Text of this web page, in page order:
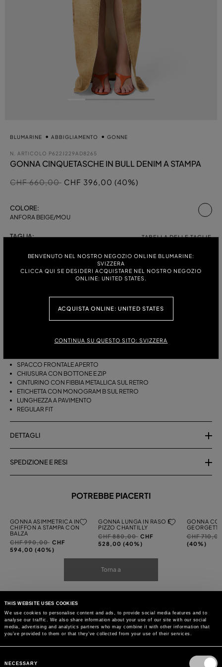
THIS WEBSITE USES COOKIES
We use cookies to personalise content and ads, to provide social media features and to
analyse our traffic. We also share information about your use of our site with our social
media, advertising and analytics partners who may combine it with other information that
you’ve provided to them or that they’ve collected from your use of their services.
Selection
NECESSARY
BENVENUTO NEL NOSTRO NEGOZIO ONLINE BLUMARINE:
SVIZZERA
CLICCA QUI SE DESIDERI ACQUISTARE NEL NOSTRO NEGOZIO
ONLINE: UNITED STATES.
ACQUISTA ONLINE: UNITED STATES
CONTINUA SU QUESTO SITO: SVIZZERA
BLUMARINE ABBIGLIAMENTO GONNE
N. ARTICOLO P622J229AD8265
GONNA CINQUETASCHE IN BULL DENIM A STAMPA
Prezzo ridotto da
CHF 660,00aCHF 396,00 (40%)
COLORE:
ANFORA BEIGE/MOU
TAGLIA: TABELLA DELLE TAGLIE
40 42
GONNA LUNGA CINQUETASCHE IN BULL DENIM STAMPATO CON
SPACCO FRONTALE APERTO.
BULL DENIM DI COTONE A STAMPA
SPACCO FRONTALE APERTO
CHIUSURA CON BOTTONE E ZIP
CINTURINO CON FIBBIA METALLICA SUL RETRO
ETICHETTA CON MONOGRAM B SUL RETRO
LUNGHEZZA A PAVIMENTO
REGULAR FIT
DETTAGLI
SPEDIZIONE E RESI
POTREBBE PIACERTI
GONNA ASIMMETRICA IN
CHIFFON A STAMPA CON
BALZA
Prezzo
ridotto
CHF 990,00aCHF
594,00 (40%)
GONNA LUNGA IN RASO E
PIZZO CHANTILLY
Prezzo
ridotto
CHF 880,00aCHF
528,00 (40%)
GONNA
Prezzo
ridotto
CHF
(40%)
Torna a